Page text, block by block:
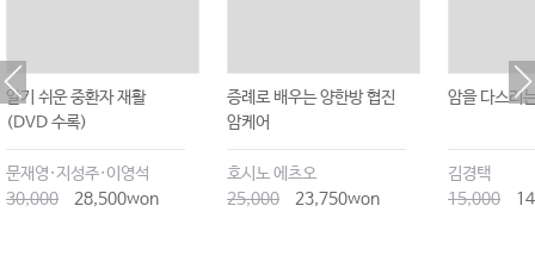
알기 쉬운 중환자 재활
(DVD 수록)
문재영·지성주·이영석
30,000
28,500won
증례로 배우는 양한방 협진
암케어
호시노 에츠오
25,000
23,750won
암을 다스리
김경택
15,000